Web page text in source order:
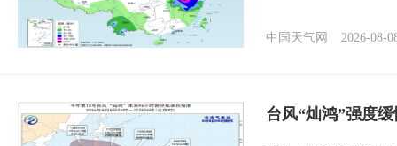
中国天气网 2026-08-
台风“灿鸿”强度